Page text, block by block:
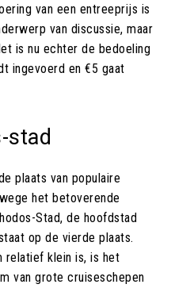
van een entreeprijs is
van discussie, maar
is nu echter de bedoeling
ingevoerd en €5 gaat
stad
plaats van populaire
het betoverende
Stad, de hoofdstad
op de vierde plaats.
relatief klein is, is het
van grote cruiseschepen